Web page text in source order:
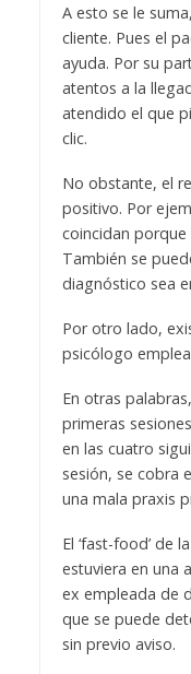
A esto se le
cliente. Pues el
ayuda. Por su
atentos a la
atendido el que
clic.
No obstante, el
positivo. Por
coincidan porque
También se
diagnóstico sea
Por otro lado,
psicólogo
En otras
primeras
en las cuatro
sesión, se cobra
una mala praxis
El ‘fast-food’ de
estuviera en una
ex empleada de
que se puede
sin previo aviso.